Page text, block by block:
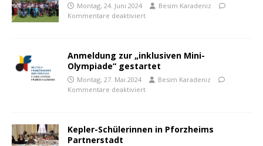
Montag, 24. Juni 2024
Besim Karadeniz
Kommentare deaktiviert
Anmeldung zur „inklusiven Mini-
Olympiade“ gestartet
Montag, 27. Mai 2024
Besim Karadeniz
Kommentare deaktiviert
Kepler-Schülerinnen in Pforzheims
Partnerstadt